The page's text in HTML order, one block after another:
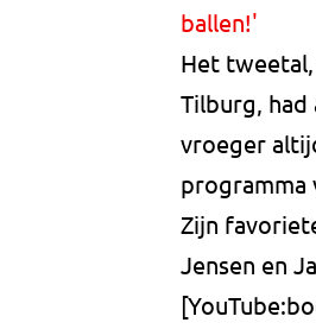
ballen!'
Het
Tilburg, had
vroeger
programma
Zijn
Jensen en